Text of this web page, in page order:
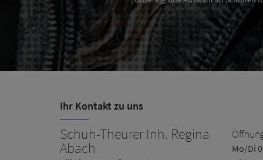
Ihr Kontakt zu uns
Schuh-Theurer Inh. Regina
Abach
Mo/Di